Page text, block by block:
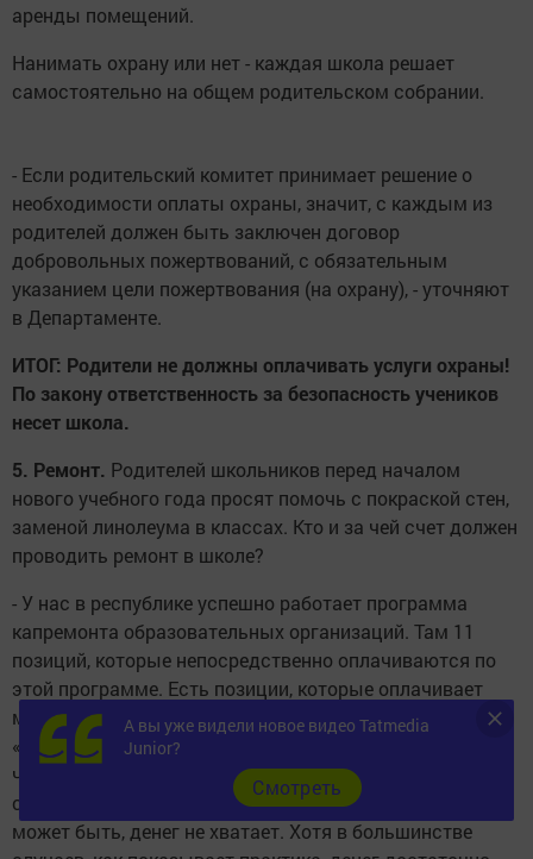
аренды помещений.
Нанимать охрану или нет - каждая школа решает
самостоятельно на общем родительском собрании.
- Если родительский комитет принимает решение о
необходимости оплаты охраны, значит, с каждым из
родителей должен быть заключен договор
добровольных пожертвований, с обязательным
указанием цели пожертвования (на охрану), - уточняют
в Департаменте.
ИТОГ: Родители не должны оплачивать услуги охраны!
По закону ответственность за безопасность учеников
несет школа.
5. Ремонт. Родителей школьников перед началом
нового учебного года просят помочь с покраской стен,
заменой линолеума в классах. Кто и за чей счет должен
проводить ремонт в школе?
- У нас в республике успешно работает программа
капремонта образовательных организаций. Там 11
позиций, которые непосредственно оплачиваются по
этой программе. Есть позиции, которые оплачивает
муниципалитет. Кроме того есть прекрасная акция
«Помоги своей школе». То есть здесь опять речь о том,
что директора школ неправильно организовывают
свою работу. Ремонт в школе проходит! Естественно,
может быть, денег не хватает. Хотя в большинстве
А вы уже видели новое видео Tatmedia
Junior?
Cмотреть